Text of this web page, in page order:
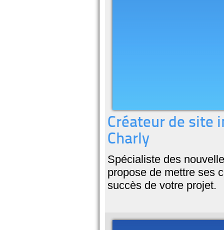
Créateur de site
Charly
Spécialiste des
propose de mettre ses
succès de votre projet.